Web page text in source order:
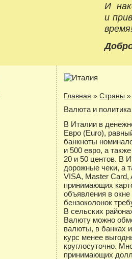
И
и
Главная »Страны
Валюта и политика
В Италии в
Евро (Euro),
банкноты
и 500 евро, а
20 и 50 центов. В
дорожные чеки, а
VISA, Master Card,
принимающих
объявления в
бензоколонок
В сельских
Валюту можно
валюты, в банках
курс менее
круглосуточно.
принимающих